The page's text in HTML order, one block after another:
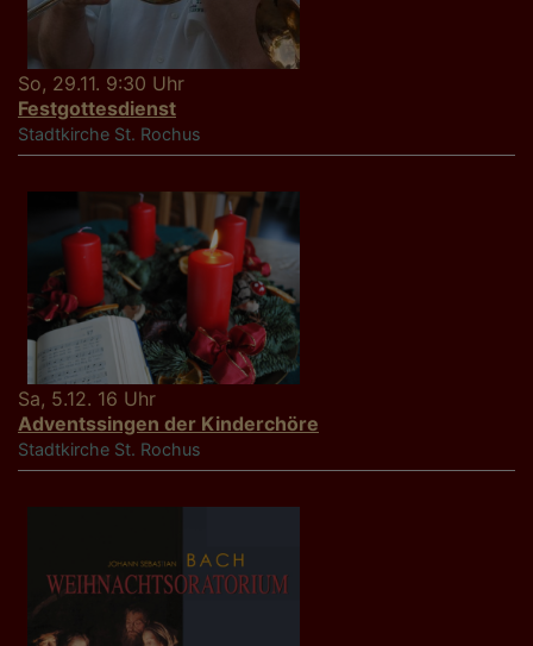
So, 29.11. 9:30 Uhr
Festgottesdienst
Stadtkirche St. Rochus
Sa, 5.12. 16 Uhr
Adventssingen der Kinderchöre
Stadtkirche St. Rochus